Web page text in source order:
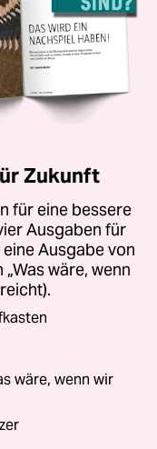
Zukunft
für eine bessere
Ausgaben für
Ausgabe von
wäre, wenn
wäre, wenn wir